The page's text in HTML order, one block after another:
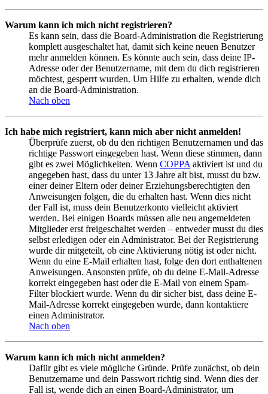
Warum kann ich mich nicht registrieren?
Es kann sein, dass die Board-Administration die Registrierung
komplett ausgeschaltet hat, damit sich keine neuen Benutzer
mehr anmelden können. Es könnte auch sein, dass deine IP-
Adresse oder der Benutzername, mit dem du dich registrieren
möchtest, gesperrt wurden. Um Hilfe zu erhalten, wende dich
an die Board-Administration.
Nach oben
Ich habe mich registriert, kann mich aber nicht anmelden!
Überprüfe zuerst, ob du den richtigen Benutzernamen und das
richtige Passwort eingegeben hast. Wenn diese stimmen, dann
gibt es zwei Möglichkeiten. Wenn COPPA aktiviert ist und du
angegeben hast, dass du unter 13 Jahre alt bist, musst du bzw.
einer deiner Eltern oder deiner Erziehungsberechtigten den
Anweisungen folgen, die du erhalten hast. Wenn dies nicht
der Fall ist, muss dein Benutzerkonto vielleicht aktiviert
werden. Bei einigen Boards müssen alle neu angemeldeten
Mitglieder erst freigeschaltet werden – entweder musst du dies
selbst erledigen oder ein Administrator. Bei der Registrierung
wurde dir mitgeteilt, ob eine Aktivierung nötig ist oder nicht.
Wenn du eine E-Mail erhalten hast, folge den dort enthaltenen
Anweisungen. Ansonsten prüfe, ob du deine E-Mail-Adresse
korrekt eingegeben hast oder die E-Mail von einem Spam-
Filter blockiert wurde. Wenn du dir sicher bist, dass deine E-
Mail-Adresse korrekt eingegeben wurde, dann kontaktiere
einen Administrator.
Nach oben
Warum kann ich mich nicht anmelden?
Dafür gibt es viele mögliche Gründe. Prüfe zunächst, ob dein
Benutzername und dein Passwort richtig sind. Wenn dies der
Fall ist, wende dich an einen Board-Administrator, um